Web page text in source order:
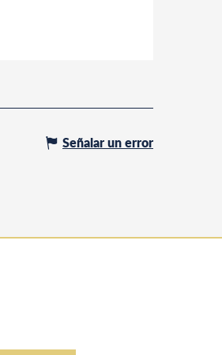
Señalar un error